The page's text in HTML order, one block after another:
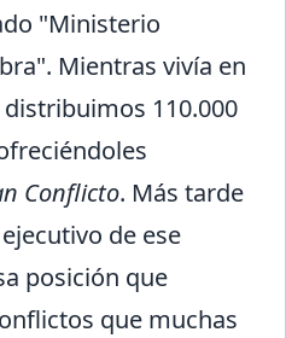
"Ministerio
Mientras vivía en
distribuimos 110.000
Conflicto. Más tarde
de ese
posición que
que muchas